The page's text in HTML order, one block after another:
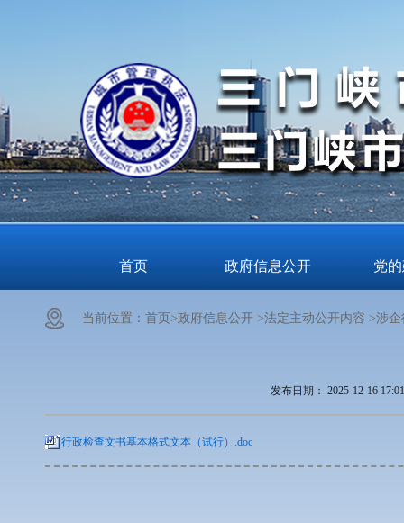
首页 政府信息公开 党
当前位置： 首页>政府信息公开 >法定主动公开内容 >涉企
发布日期： 2025-12-16 17:01
行政检查文书基本格式文本（试行）.doc